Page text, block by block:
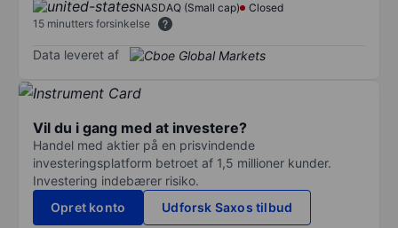
NASDAQ (Small cap)
Closed
15 minutters forsinkelse
Data leveret af
Vil du i gang med at investere?
Handel med aktier på en prisvindende
investeringsplatform betroet af 1,5 millioner kunder.
Investering indebærer risiko.
Opret konto
Udforsk Saxos tilbud